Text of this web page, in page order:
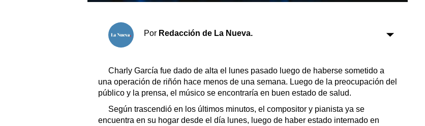
Horóscopo
Suplementos
Transportes
Loterías
Datos Útiles
Fúnebres
Edictos
Por Redacción de La Nueva.
Charly García fue dado de alta el lunes pasado luego de haberse sometido a
una operación de riñón hace menos de una semana. Luego de la preocupación del
público y la prensa, el músico se encontraría en buen estado de salud.
Según trascendió en los últimos minutos, el compositor y pianista ya se
encuentra en su hogar desde el día lunes, luego de haber estado internado en